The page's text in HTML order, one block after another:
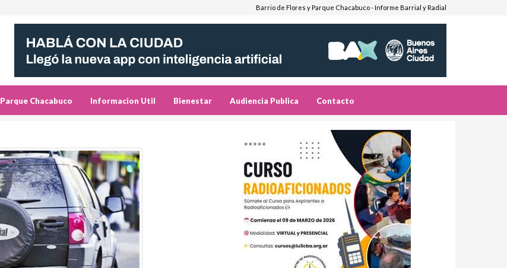
Barrio de Flores y Parque Chacabuco - Informe Barrial y Radial
Parque Chacabuco Informacion Util Bienestar Audiencia Publica Contacto